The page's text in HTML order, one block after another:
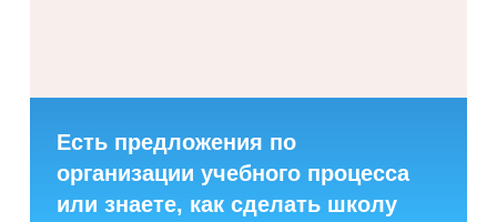
Есть предложения по
организации учебного процесса
или знаете, как сделать школу